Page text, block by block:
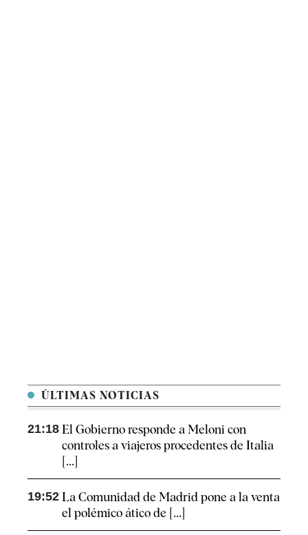
ÚLTIMAS NOTICIAS
21:18 El Gobierno responde a Meloni con
controles a viajeros procedentes de Italia
[...]
19:52 La Comunidad de Madrid pone a la venta
el polémico ático de [...]